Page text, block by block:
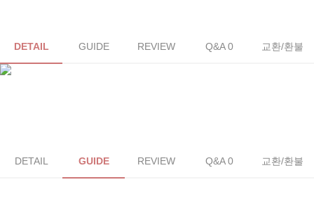
DETAIL GUIDE REVIEW Q&A 0 교환/환불
DETAIL GUIDE REVIEW Q&A 0 교환/환불